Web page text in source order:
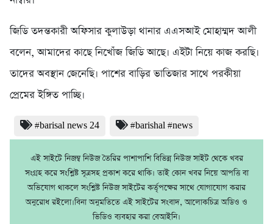
জিডি তদন্তকারী অফিসার কুলাউড়া থানার এএসআই মোহাম্মদ আলী
বলেন, আমাদের কাছে নিখোঁজ জিডি আছে। এইটা নিয়ে কাজ করছি।
তাদের অবস্থান জেনেছি। পাশের বাড়ির ভাতিজার সাথে পরকীয়া
প্রেমের ইঙ্গিত পাচ্ছি।
#barisal news 24 #barishal #news
এই সাইটে নিজম্ব নিউজ তৈরির পাশাপাশি বিভিন্ন নিউজ সাইট থেকে খবর
সংগ্রহ করে সংশ্লিষ্ট সূত্রসহ প্রকাশ করে থাকি। তাই কোন খবর নিয়ে আপত্তি বা
অভিযোগ থাকলে সংশ্লিষ্ট নিউজ সাইটের কর্তৃপক্ষের সাথে যোগাযোগ করার
অনুরোধ রইলো।বিনা অনুমতিতে এই সাইটের সংবাদ, আলোকচিত্র অডিও ও
ভিডিও ব্যবহার করা বেআইনি।